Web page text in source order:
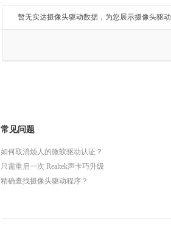
得力 瑞昱
暂无实达摄像头驱动数据，为您展示摄像头驱动
常见问题
如何取消烦人的微软驱动认证？
只需重启一次 Realtek声卡巧升级
精确查找摄像头驱动程序？